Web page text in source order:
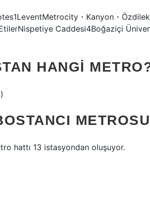
・Kanyon・
Caddesi4Boğaziçi
HANGI
hattı 13 istasyondan oluşuyor.